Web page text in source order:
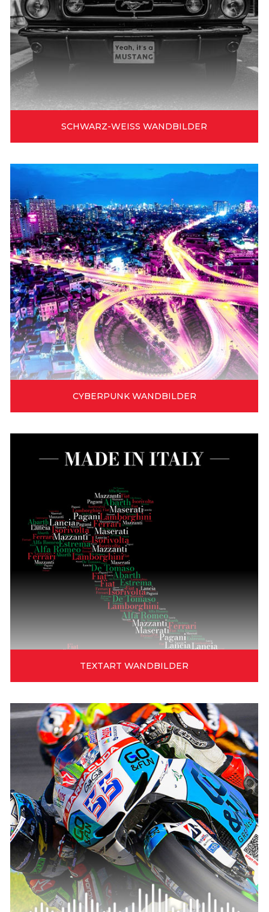
SCHWARZ-WEISS WANDBILDER
CYBERPUNK WANDBILDER
TEXTART WANDBILDER